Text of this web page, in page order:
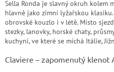
Sella Ronda je slavný okruh kolem
hlavně jako zimní lyžařskou
obrovské kouzlo i v létě. Místo
stezky, lanovky, horské chaty,
kuchyni, ve které se míchá Itálie,
Claviere – zapomenutý klenot